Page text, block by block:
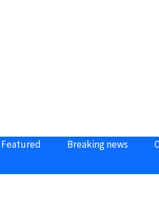
Featured Breaking news